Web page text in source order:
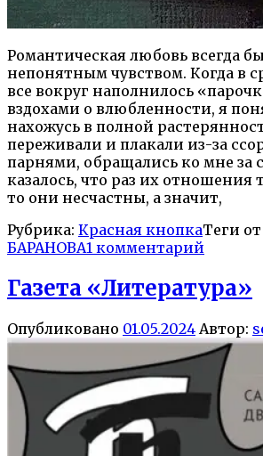
Романтическая любовь всегда
непонятным чувством. Когда в
все вокруг наполнилось
вздохами о влюбленности, я
нахожусь в полной
переживали и плакали из-за
парнями, обращались ко мне за
казалось, что раз их отношения
то они несчастны, а значит,
Рубрика: Красная кнопкаТеги от
БАРАНОВА1 комментарий
Газета «Литература»
Опубликовано 01.05.2024 Автор: